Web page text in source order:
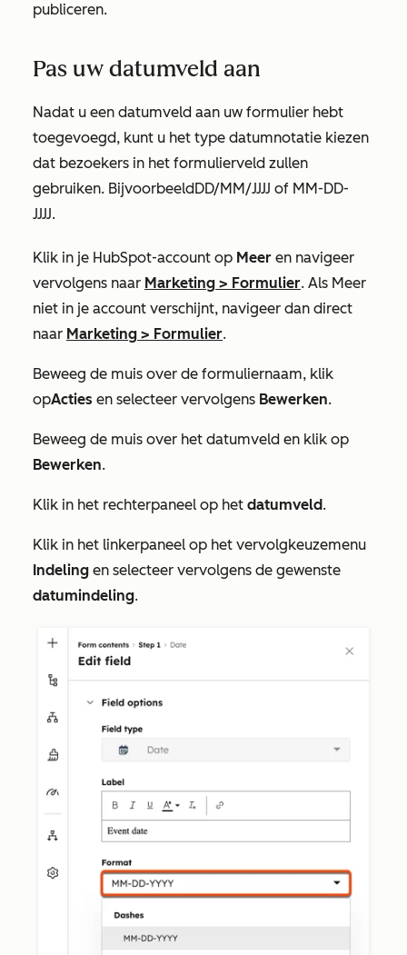
publiceren.
Pas uw datumveld aan
Nadat u een datumveld aan uw formulier hebt
toegevoegd, kunt u het type datumnotatie kiezen
dat bezoekers in het formulierveld zullen
gebruiken. Bijvoorbeeld DD/MM/JJJJ of MM-DD-
JJJJ.
Klik in je HubSpot-account op Meer en navigeer
vervolgens naar Marketing > Formulier. Als Meer
niet in je account verschijnt, navigeer dan direct
naar Marketing > Formulier.
Beweeg de muis over de formuliernaam, klik
opActies en selecteer vervolgens Bewerken.
Beweeg de muis over het datumveld en klik op
Bewerken.
Klik in het rechterpaneel op het datumveld.
Klik in het linkerpaneel op het vervolgkeuzemenu
Indeling en selecteer vervolgens de gewenste
datumindeling.